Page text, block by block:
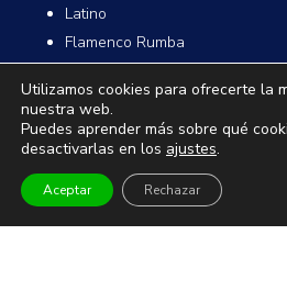
Latino
Flamenco Rumba
Festivales
ESPECTÁCULOS Y
Humor y monólogos
Musicales
Infantil y familiar
Utilizamos cookies para ofrecerte la
nuestra web.
Puedes aprender más sobre qué
desactivarlas en los ajustes.
Aceptar Rechazar